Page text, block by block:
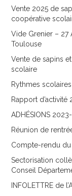
Vente 2025 de
coopérative
Vide Grenier – 27
Toulouse
Vente de sapins
scolaire
Rythmes
Rapport d’activité
ADHÉSIONS
Réunion de
Compte-rendu du
Sectorisation
Conseil
INFOLETTRE de